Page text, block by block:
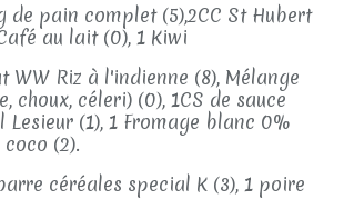
de pain complet (5),2CC St Hubert
au lait (0), 1 Kiwi
WW Riz à l'indienne (8), Mélange
choux, céleri) (0), 1CS de sauce
(1), 1 Fromage blanc 0%
(2).
céréales special K (3), 1 poire